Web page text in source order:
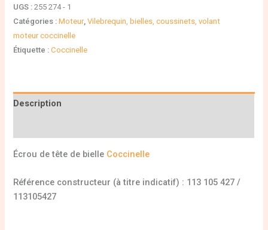
UGS :255 274 - 1
Catégories :Moteur,Vilebrequin, bielles, coussinets, volant
moteur coccinelle
Étiquette :Coccinelle
Description
Écrou de tête de bielle Coccinelle
Référence constructeur (à titre indicatif) : 113 105 427 /
113105427